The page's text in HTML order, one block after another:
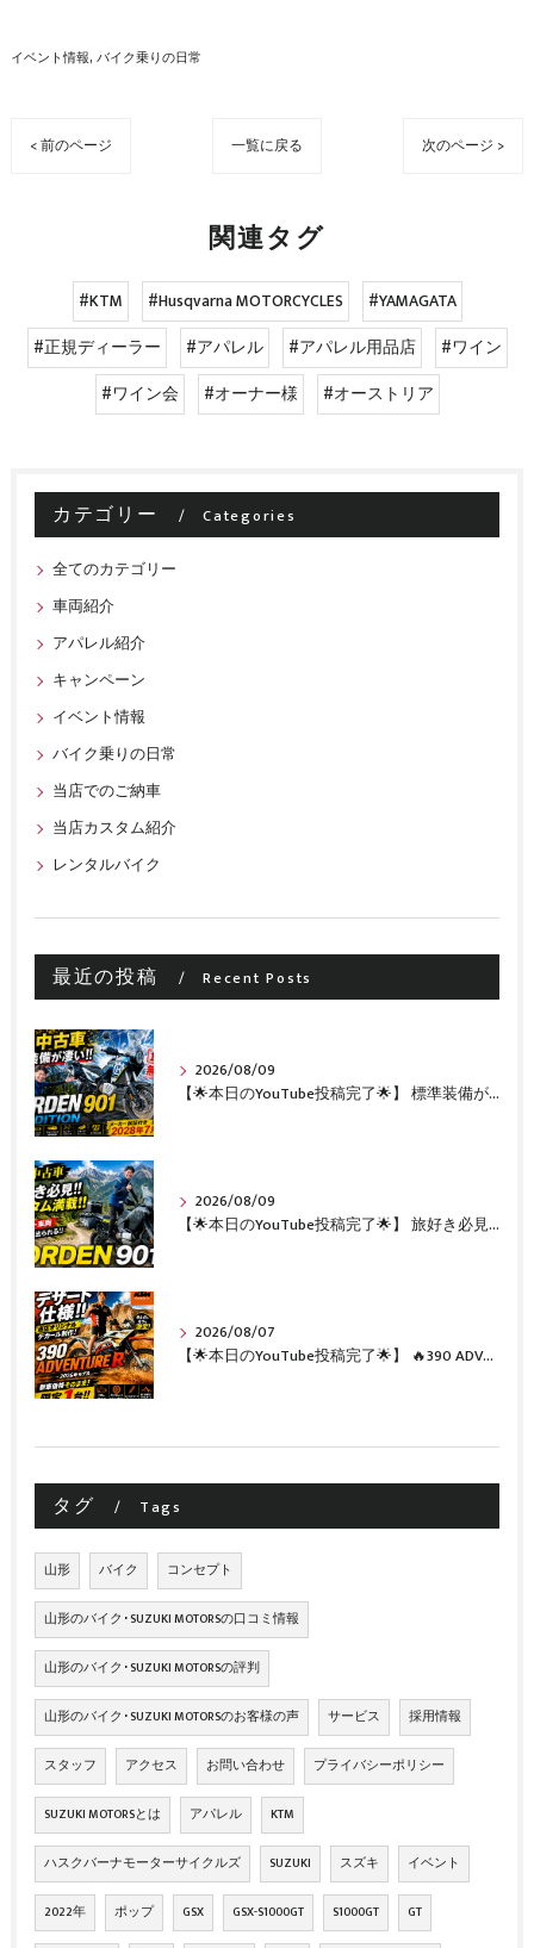
イベント情報 バイク乗りの日常
< 前のページ 一覧に戻る 次のページ >
関連タグ
#KTM #Husqvarna MOTORCYCLES
#YAMAGATA
#正規ディーラー
#アパレル #アパレル用品店
#ワイン
#ワイン会
#オーナー様 #オーストリア
カテゴリー Categories
全てのカテゴリー
車両紹介
アパレル紹介
キャンペーン
イベント情報
バイク乗りの日常
当店でのご納車
当店カスタム紹介
レンタルバイク
最近の投稿 Recent Posts
2026/08/09
【🌟本日のYouTube投稿完了🌟】 標準装備が凄い!!1オーナー・無転倒の極上中古車🔥 「NORDEN 901 EXPEDITION」が入荷いたしました✨ 【Husqvarna Motorcycles山形】
2026/08/09
【🌟本日のYouTube投稿完了🌟】 旅好き必見🔥!!カスタム満載の極上中古車！ 「NORDEN 901」が入荷いたしました✨【Husqvarna Motorcycles山形】
2026/08/07
【🌟本日のYouTube投稿完了🌟】 🔥390 ADVENTURE R × KTM山形 オリジナルデカール仕様誕生🔥
タグ Tags
山形 バイク コンセプト
山形のバイク･SUZUKI MOTORSの口コミ情報
山形のバイク･SUZUKI MOTORSの評判
山形のバイク･SUZUKI MOTORSのお客様の声 サービス 採用情報
スタッフ アクセス お問い合わせ プライバシーポリシー
SUZUKI MOTORSとは アパレル KTM
ハスクバーナモーターサイクルズ SUZUKI スズキ イベント
2022年 ポップ GSX GSX-S1000GT S1000GT GT